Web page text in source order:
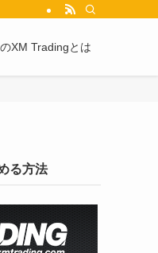
XM Tradingとは
る方法